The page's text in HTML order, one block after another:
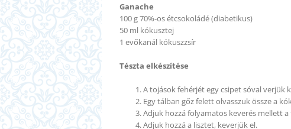
Ganache
100 g 70%-os étcsokoládé (diabetikus)
50 ml kókusztej
1 evőkanál kókuszzsír
Tészta elkészítése
A tojások fehérjét egy csipet sóval verjük
Egy tálban gőz felett olvasszuk össze a
Adjuk hozzá folyamatos keverés mellett
Adjuk hozzá a lisztet, keverjük el.